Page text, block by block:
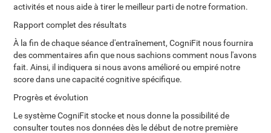
activités et nous aide à tirer le meilleur parti de notre formation.
Rapport complet des résultats
À la fin de chaque séance d'entraînement, CogniFit nous fournira
des commentaires afin que nous sachions comment nous l'avons
fait. Ainsi, il indiquera si nous avons amélioré ou empiré notre
score dans une capacité cognitive spécifique.
Progrès et évolution
Le système CogniFit stocke et nous donne la possibilité de
consulter toutes nos données dès le début de notre première